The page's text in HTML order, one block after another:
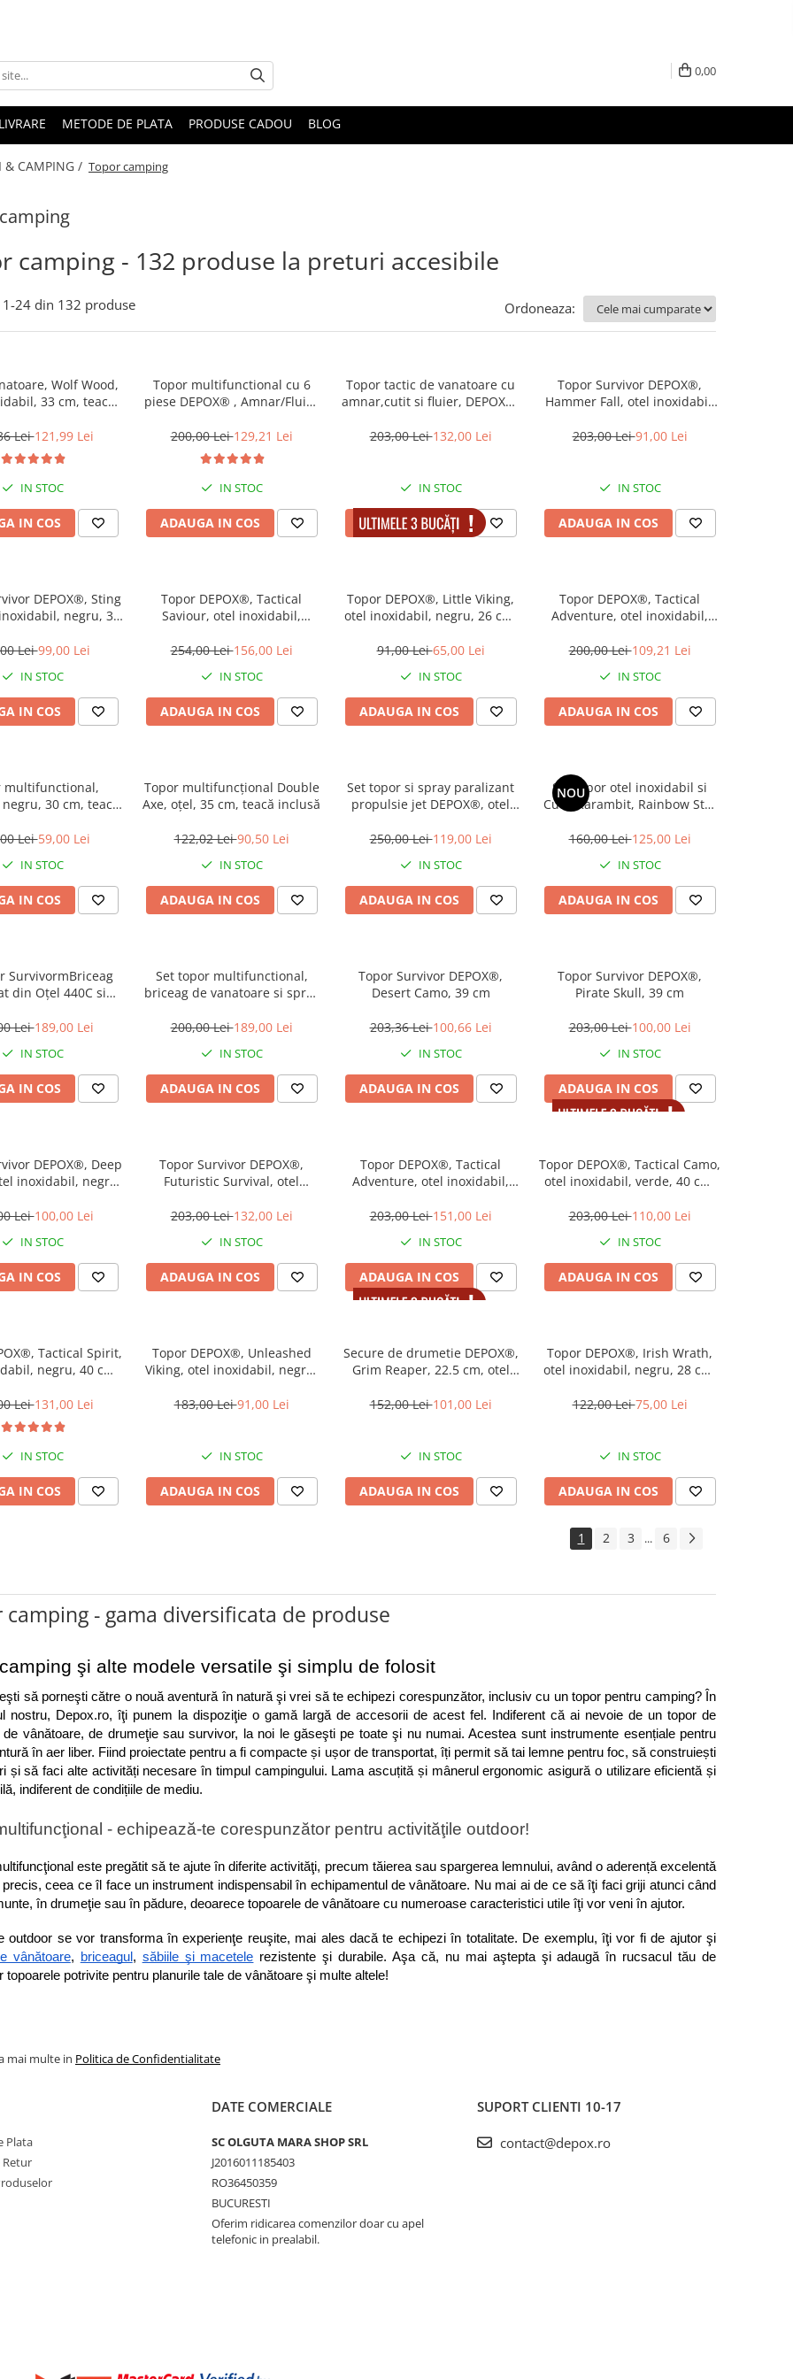
0,00
METODE DE PLATA PRODUSE CADOU BLOG
& CAMPING / Topor camping
camping - 132 produse la preturi accesibile
1-24 din 132 produse Ordoneaza:
Wolf Wood,
33 cm, teaca
Lei121,99 Lei
IN STOC
IN COS
Topor multifunctional cu 6
piese DEPOX® , Amnar/Fluier
Aluminiu
200,00 Lei129,21 Lei
IN STOC
ADAUGA IN COS
Topor tactic de vanatoare cu
amnar,cutit si fluier, DEPOX®,
203,00 Lei132,00 Lei
IN STOC
ADAUGA IN COS
Topor Survivor DEPOX®,
Hammer Fall, otel inoxidabil,
203,00 Lei91,00 Lei
IN STOC
ADAUGA IN COS
DEPOX®, Sting
negru, 39
Lei99,00 Lei
IN STOC
IN COS
Topor DEPOX®, Tactical
Saviour, otel inoxidabil,
254,00 Lei156,00 Lei
IN STOC
ADAUGA IN COS
Topor DEPOX®, Little Viking,
otel inoxidabil, negru, 26 cm,
91,00 Lei65,00 Lei
IN STOC
ADAUGA IN COS
Topor DEPOX®, Tactical
Adventure, otel inoxidabil,
200,00 Lei109,21 Lei
IN STOC
ADAUGA IN COS
multifunctional,
negru, 30 cm, teaca
Lei59,00 Lei
IN STOC
IN COS
Topor multifuncțional Double
Axe, oțel, 35 cm, teacă inclusă
122,02 Lei90,50 Lei
IN STOC
ADAUGA IN COS
Set topor si spray paralizant
propulsie jet DEPOX®, otel
ml, teaca inclusa
250,00 Lei119,00 Lei
IN STOC
ADAUGA IN COS
NOU
Set topor otel inoxidabil si
Cutit-Karambit, Rainbow Star
cm/18.5 cm, teaca inclusa
160,00 Lei125,00 Lei
IN STOC
ADAUGA IN COS
SurvivormBriceag
din Oțel 440C si
37 cm, husa inclusa
Lei189,00 Lei
IN STOC
IN COS
Set topor multifunctional,
briceag de vanatoare si spray
inoxidabil, negru, 42 cm /34
200,00 Lei189,00 Lei
IN STOC
ADAUGA IN COS
Topor Survivor DEPOX®,
Desert Camo, 39 cm
203,36 Lei100,66 Lei
IN STOC
ADAUGA IN COS
Topor Survivor DEPOX®,
Pirate Skull, 39 cm
203,00 Lei100,00 Lei
IN STOC
ADAUGA IN COS
DEPOX®, Deep
inoxidabil, negru,
Lei100,00 Lei
IN STOC
IN COS
Topor Survivor DEPOX®,
Futuristic Survival, otel
teaca inclusa
203,00 Lei132,00 Lei
IN STOC
ADAUGA IN COS
Topor DEPOX®, Tactical
Adventure, otel inoxidabil,
203,00 Lei151,00 Lei
IN STOC
ADAUGA IN COS
Topor DEPOX®, Tactical Camo,
otel inoxidabil, verde, 40 cm,
203,00 Lei110,00 Lei
IN STOC
ADAUGA IN COS
Tactical Spirit,
negru, 40 cm,
Lei131,00 Lei
IN STOC
IN COS
Topor DEPOX®, Unleashed
Viking, otel inoxidabil, negru,
183,00 Lei91,00 Lei
IN STOC
ADAUGA IN COS
Secure de drumetie DEPOX®,
Grim Reaper, 22.5 cm, otel
152,00 Lei101,00 Lei
IN STOC
ADAUGA IN COS
Topor DEPOX®, Irish Wrath,
otel inoxidabil, negru, 28 cm,
122,00 Lei75,00 Lei
IN STOC
ADAUGA IN COS
1 2 3 ... 6
camping - gama diversificata de produse
şi alte modele versatile şi simplu de folosit
să porneşti către o nouă aventură în natură şi vrei să te echipezi corespunzător, inclusiv cu un topor pentru camping? În
nostru, Depox.ro, îţi punem la dispoziţie o gamă largă de accesorii de acest fel. Indiferent că ai nevoie de un topor de
de vânătoare, de drumeţie sau survivor, la noi le găseşti pe toate şi nu numai. Acestea sunt instrumente esențiale pentru
în aer liber. Fiind proiectate pentru a fi compacte și ușor de transportat, îți permit să tai lemne pentru foc, să construiești
și să faci alte activități necesare în timpul campingului. Lama ascuțită și mânerul ergonomic asigură o utilizare eficientă și
indiferent de condițiile de mediu.
- echipează-te corespunzător pentru activităţile outdoor!
este pregătit să te ajute în diferite activităţi, precum tăierea sau spargerea lemnului, având o aderență excelentă
ceea ce îl face un instrument indispensabil în echipamentul de vânătoare. Nu mai ai de ce să îţi faci griji atunci când
în drumeţie sau în pădure, deoarece topoarele de vânătoare cu numeroase caracteristici utile îţi vor veni în ajutor.
vânătoare, briceagul , săbiile şi macetele rezistente şi durabile. Aşa că, nu mai aştepta şi adaugă în rucsacul tău de
topoarele potrivite pentru planurile tale de vânătoare şi multe altele!
mai multe in Politica de Confidentialitate
Plata
Retur
DATE COMERCIALE
SC OLGUTA MARA SHOP SRL
J2016011185403
RO36450359
BUCURESTI
Oferim ridicarea comenzilor doar cu apel
telefonic in prealabil.
SUPORT CLIENTI 10-17
contact@depox.ro